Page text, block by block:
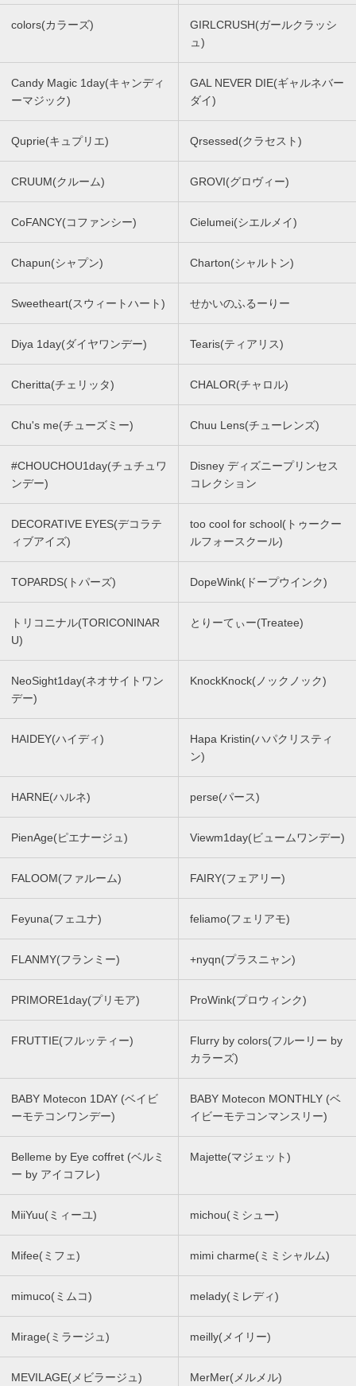
colors(カラーズ)
GIRLCRUSH(ガールクラッシ
ュ)
Candy Magic 1day(キャンディ
ーマジック)
GAL NEVER DIE(ギャルネバー
ダイ)
Quprie(キュプリエ) Qrsessed(クラセスト)
CRUUM(クルーム) GROVI(グロヴィー)
CoFANCY(コファンシー) Cielumei(シエルメイ)
Chapun(シャプン) Charton(シャルトン)
Sweetheart(スウィートハート) せかいのふるーりー
Diya 1day(ダイヤワンデー) Tearis(ティアリス)
Cheritta(チェリッタ) CHALOR(チャロル)
Chu's me(チューズミー) Chuu Lens(チューレンズ)
#CHOUCHOU1day(チュチュワ
ンデー)
Disney ディズニープリンセス
コレクション
DECORATIVE EYES(デコラテ
ィブアイズ)
too cool for school(トゥークー
ルフォースクール)
TOPARDS(トパーズ) DopeWink(ドープウインク)
トリコニナル(TORICONINAR
U)
とりーてぃー(Treatee)
NeoSight1day(ネオサイトワン
デー)
KnockKnock(ノックノック)
HAIDEY(ハイディ)
Hapa Kristin(ハパクリスティ
ン)
HARNE(ハルネ) perse(パース)
PienAge(ピエナージュ) Viewm1day(ビュームワンデー)
FALOOM(ファルーム) FAIRY(フェアリー)
Feyuna(フェユナ) feliamo(フェリアモ)
FLANMY(フランミー) +nyqn(プラスニャン)
PRIMORE1day(プリモア) ProWink(プロウィンク)
FRUTTIE(フルッティー)
Flurry by colors(フルーリー by
カラーズ)
BABY Motecon 1DAY (ベイビ
ーモテコンワンデー)
BABY Motecon MONTHLY (ベ
イビーモテコンマンスリー)
Belleme by Eye coffret (ベルミ
ー by アイコフレ)
Majette(マジェット)
MiiYuu(ミィーユ) michou(ミシュー)
Mifee(ミフェ) mimi charme(ミミシャルム)
mimuco(ミムコ) melady(ミレディ)
Mirage(ミラージュ) meilly(メイリー)
MEVILAGE(メビラージュ) MerMer(メルメル)